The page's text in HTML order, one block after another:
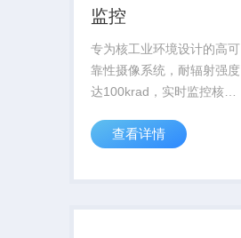
监控
专为核工业环境设计的高可
靠性摄像系统，耐辐射强度
达100krad，实时监控核反
安全运行
查看详情